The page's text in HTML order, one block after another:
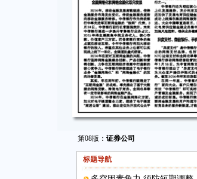
第08版： 证券公司
标题导航